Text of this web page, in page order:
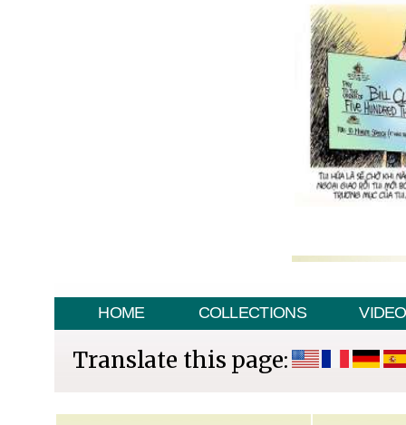
HOME COLLECTIONS VIDEO
Translate this page: